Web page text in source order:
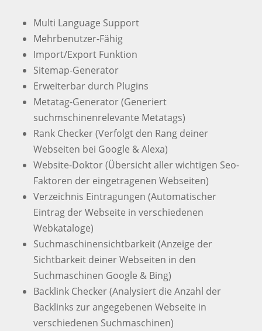
Multi Language Support
Mehrbenutzer-Fähig
Import/Export Funktion
Sitemap-Generator
Erweiterbar durch Plugins
Metatag-Generator (Generiert
suchmschinenrelevante Metatags)
Rank Checker (Verfolgt den Rang deiner
Webseiten bei Google & Alexa)
Website-Doktor (Übersicht aller wichtigen Seo-
Faktoren der eingetragenen Webseiten)
Verzeichnis Eintragungen (Automatischer
Eintrag der Webseite in verschiedenen
Webkataloge)
Suchmaschinensichtbarkeit (Anzeige der
Sichtbarkeit deiner Webseiten in den
Suchmaschinen Google & Bing)
Backlink Checker (Analysiert die Anzahl der
Backlinks zur angegebenen Webseite in
verschiedenen Suchmaschinen)